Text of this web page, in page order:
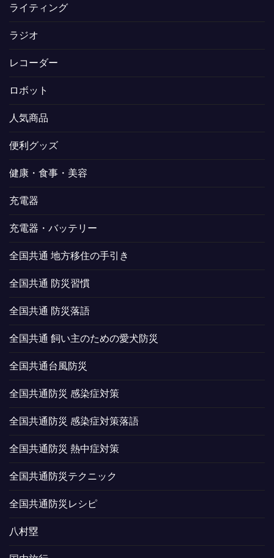
ライティング
ラジオ
レコーダー
ロボット
人気商品
便利グッズ
健康・食事・美容
充電器
充電器・バッテリー
全国共通 地方移住の手引き
全国共通 防災習慣
全国共通 防災落語
全国共通 飼い主のための愛犬防災
全国共通台風防災
全国共通防災 感染症対策
全国共通防災 感染症対策落語
全国共通防災 熱中症対策
全国共通防災テクニック
全国共通防災レシピ
八村塁